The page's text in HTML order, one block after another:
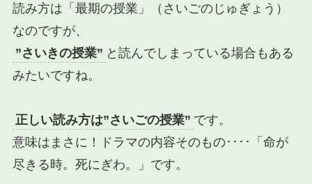
読み方は「最期の授業」（さいごのじゅぎょう）
なのですが、
”さいきの授業” と読んでしまっている場合もある
みたいですね。
正しい読み方は”さいごの授業” です。
意味はまさに！ドラマの内容そのもの････
「命が
尽きる時。死にぎわ。」 です。